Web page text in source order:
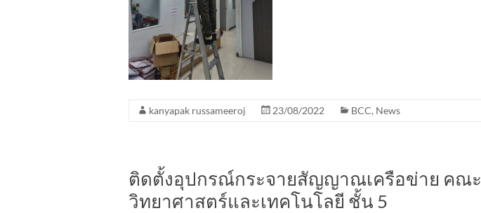
kanyapak russameeroj 23/08/2022 BCC, News
ติดตั้งอุปกรณ์กระจายสัญญาณเครือข่าย คณะ
วิทยาศาสตร์และเทคโนโลยี ชั้น 5